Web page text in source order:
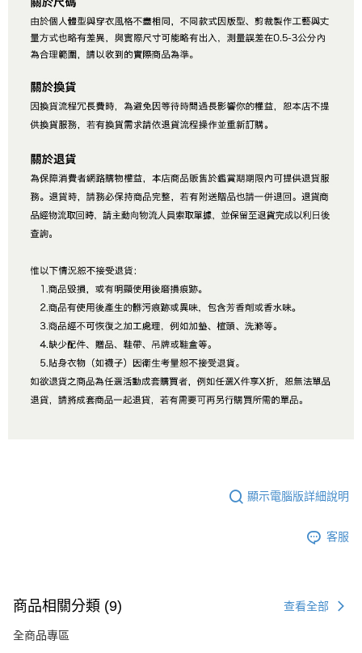
顯示電腦版詳細說明
客服
商品相關分類 (9) 查看全部
全商品專區